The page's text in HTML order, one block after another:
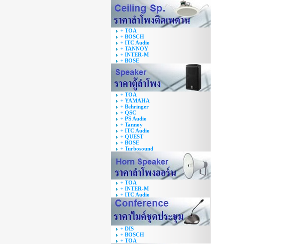
+ TOA
+ BOSCH
+ ITC Audio
+ TANNOY
+ INTER-M
+ BOSE
+ TOA
+ YAMAHA
+ Behringer
+ QSC
+ PS Audio
+ Tannoy
+ ITC Audio
+ QUEST
+ BOSE
+ Turbosound
+ TOA
+ INTER-M
+ ITC Audio
+ DIS
+ BOSCH
+ TOA